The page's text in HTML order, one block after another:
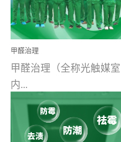
甲醛治理
甲醛治理（全称光触媒室
内...
空气污染净化治理）工业